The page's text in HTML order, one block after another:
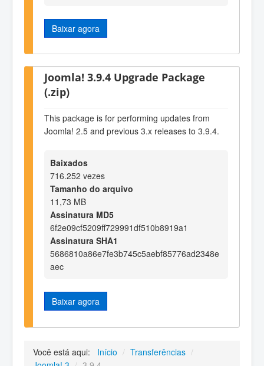
Baixar agora
Joomla! 3.9.4 Upgrade Package
(.zip)
This package is for performing updates from
Joomla! 2.5 and previous 3.x releases to 3.9.4.
Baixados
716.252 vezes
Tamanho do arquivo
11,73 MB
Assinatura MD5
6f2e09cf5209ff729991df510b8919a1
Assinatura SHA1
5686810a86e7fe3b745c5aebf85776ad2348e
aec
Baixar agora
Você está aqui: Início / Transferências /